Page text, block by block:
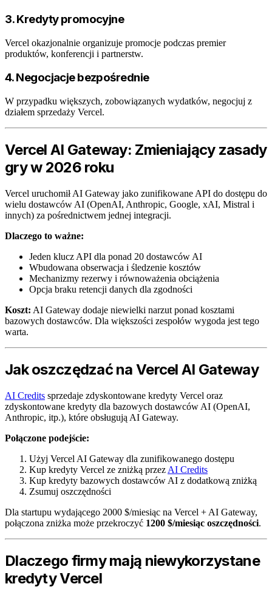
3. Kredyty promocyjne
Vercel okazjonalnie organizuje promocje podczas premier
produktów, konferencji i partnerstw.
4. Negocjacje bezpośrednie
W przypadku większych, zobowiązanych wydatków, negocjuj z
działem sprzedaży Vercel.
Vercel AI Gateway: Zmieniający zasady
gry w 2026 roku
Vercel uruchomił AI Gateway jako zunifikowane API do dostępu do
wielu dostawców AI (OpenAI, Anthropic, Google, xAI, Mistral i
innych) za pośrednictwem jednej integracji.
Dlaczego to ważne:
Jeden klucz API dla ponad 20 dostawców AI
Wbudowana obserwacja i śledzenie kosztów
Mechanizmy rezerwy i równoważenia obciążenia
Opcja braku retencji danych dla zgodności
Koszt: AI Gateway dodaje niewielki narzut ponad kosztami
bazowych dostawców. Dla większości zespołów wygoda jest tego
warta.
Jak oszczędzać na Vercel AI Gateway
AI Credits sprzedaje zdyskontowane kredyty Vercel oraz
zdyskontowane kredyty dla bazowych dostawców AI (OpenAI,
Anthropic, itp.), które obsługują AI Gateway.
Połączone podejście:
Użyj Vercel AI Gateway dla zunifikowanego dostępu
Kup kredyty Vercel ze zniżką przez AI Credits
Kup kredyty bazowych dostawców AI z dodatkową zniżką
Zsumuj oszczędności
Dla startupu wydającego 2000 $/miesiąc na Vercel + AI Gateway,
połączona zniżka może przekroczyć 1200 $/miesiąc oszczędności.
Dlaczego firmy mają niewykorzystane
kredyty Vercel